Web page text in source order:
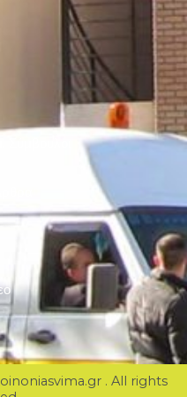
. All rights